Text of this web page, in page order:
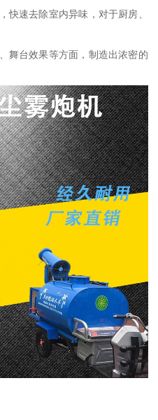
快速去除室内异味，对于厨房、
舞台效果等方面，制造出浓密的